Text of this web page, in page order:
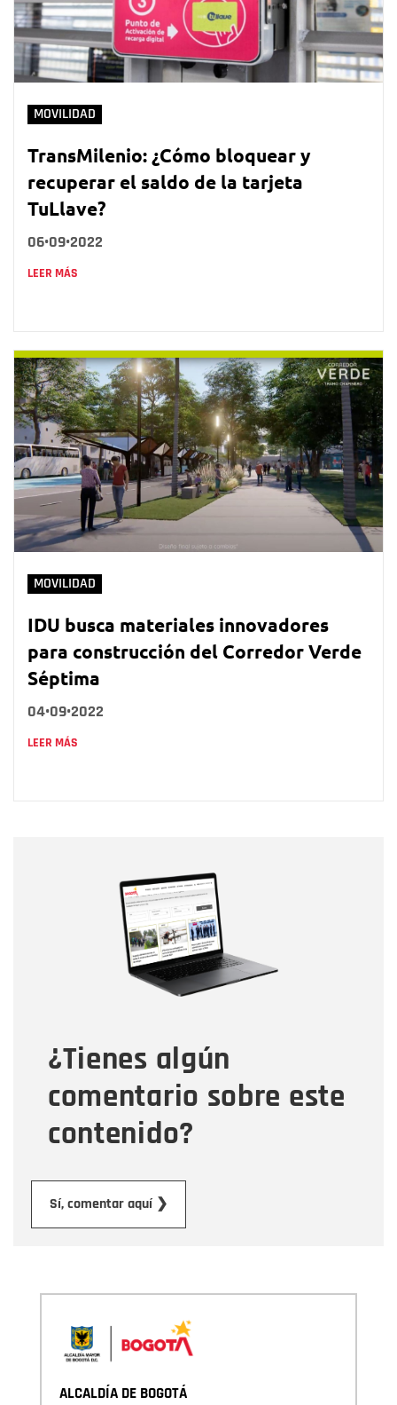
MOVILIDAD
TransMilenio: ¿Cómo bloquear y
recuperar el saldo de la tarjeta
TuLlave?
06•09•2022
LEER MÁS
MOVILIDAD
IDU busca materiales innovadores
para construcción del Corredor Verde
Séptima
04•09•2022
LEER MÁS
¿Tienes algún
comentario sobre este
contenido?
Sí, comentar aquí ❯
Correo electrónico
Tipo de comentario
Mensaje
ALCALDÍA DE BOGOTÁ